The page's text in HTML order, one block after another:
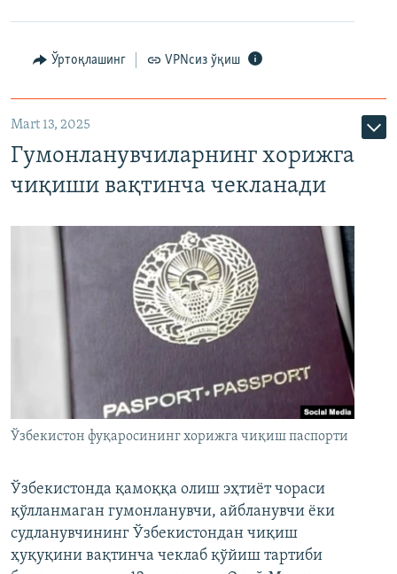
Ўртоқлашинг VPNсиз ўқиш
Mart 13, 2025
Гумонланувчиларнинг хорижга
чиқиши вақтинча чекланади
Ўзбекистон фуқаросининг хорижга чиқиш паспорти
Ўзбекистонда қамоққа олиш эҳтиёт чораси
қўлланмаган гумонланувчи, айбланувчи ёки
судланувчининг Ўзбекистондан чиқиш
ҳуқуқини вақтинча чеклаб қўйиш тартиби